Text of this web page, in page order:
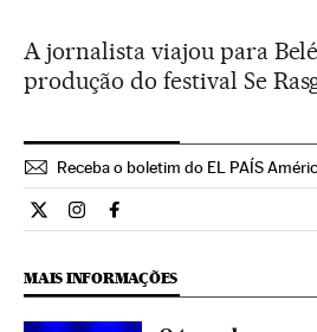
A jornalista viajou para
produção do festival Se
Receba o boletim do EL PAÍS
Cultura El País Brasil en Twitter
Cultura El País Brasil en
Cultura El País Brasil en
MAIS INFORMAÇÕES